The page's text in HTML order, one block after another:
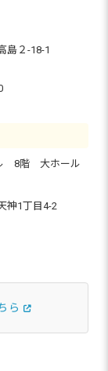
島２-18-1
8階 大ホール
神1丁目4-2
ら